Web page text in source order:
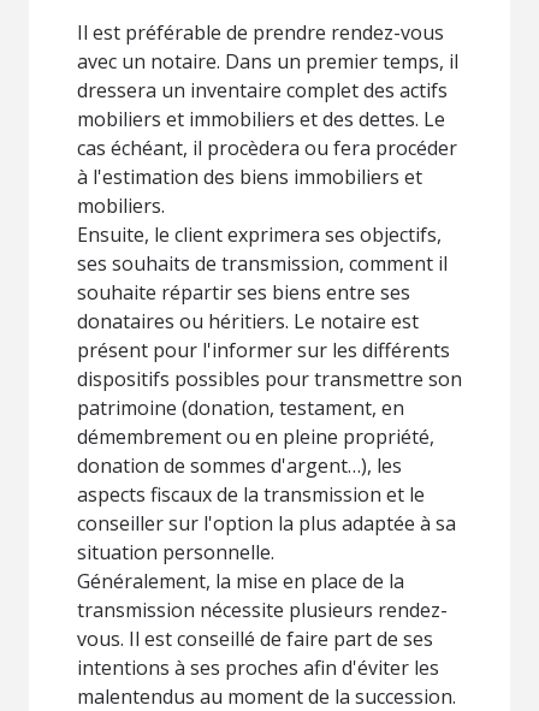
Il est préférable de prendre rendez-vous
avec un notaire. Dans un premier temps, il
dressera un inventaire complet des actifs
mobiliers et immobiliers et des dettes. Le
cas échéant, il procèdera ou fera procéder
à l'estimation des biens immobiliers et
mobiliers.
Ensuite, le client exprimera ses objectifs,
ses souhaits de transmission, comment il
souhaite répartir ses biens entre ses
donataires ou héritiers. Le notaire est
présent pour l'informer sur les différents
dispositifs possibles pour transmettre son
patrimoine (donation, testament, en
démembrement ou en pleine propriété,
donation de sommes d'argent…), les
aspects fiscaux de la transmission et le
conseiller sur l'option la plus adaptée à sa
situation personnelle.
Généralement, la mise en place de la
transmission nécessite plusieurs rendez-
vous. Il est conseillé de faire part de ses
intentions à ses proches afin d'éviter les
malentendus au moment de la succession.